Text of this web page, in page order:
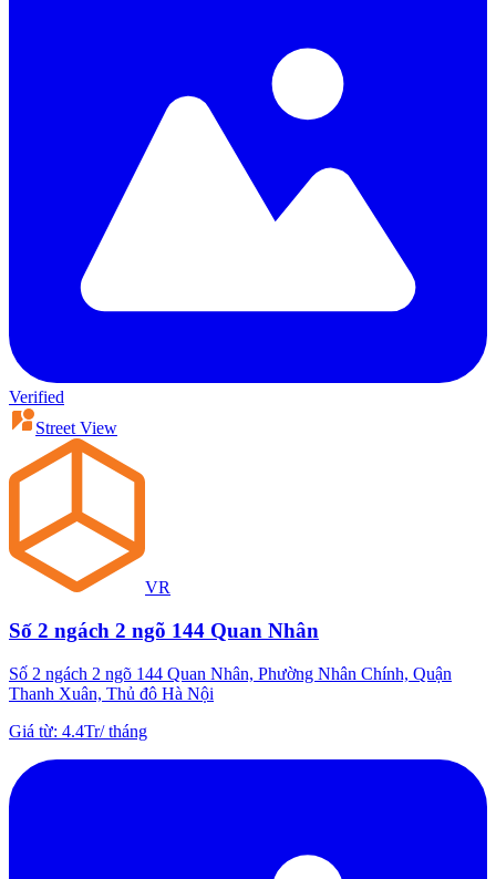
Verified
Street View
VR
Số 2 ngách 2 ngõ 144 Quan Nhân
Số 2 ngách 2 ngõ 144 Quan Nhân, Phường Nhân Chính, Quận
Thanh Xuân, Thủ đô Hà Nội
Giá từ: 4.4Tr/tháng